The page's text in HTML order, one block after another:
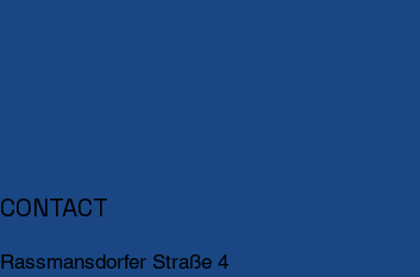
CONTACT
Rassmansdorfer Straße 4